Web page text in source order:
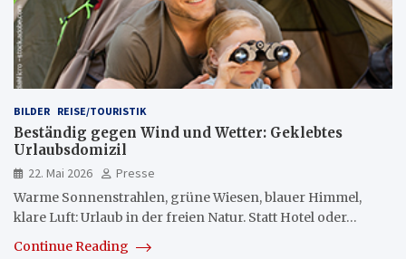
BILDER REISE/TOURISTIK
Beständig gegen Wind und Wetter: Geklebtes
Urlaubsdomizil
22. Mai 2026
Presse
Warme Sonnenstrahlen, grüne Wiesen, blauer Himmel,
klare Luft: Urlaub in der freien Natur. Statt Hotel oder…
Continue Reading